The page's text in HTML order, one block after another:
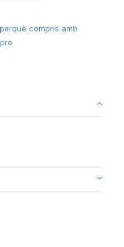
compris amb